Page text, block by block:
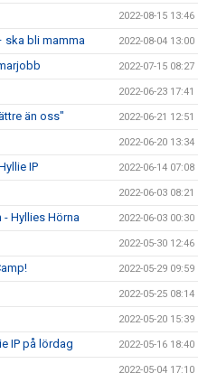
2022-08-15 13:46
ska bli mamma 2022-08-04 13:00
2022-07-15 08:27
2022-06-23 17:41
än oss" 2022-06-21 12:51
2022-06-20 13:34
IP 2022-06-14 07:08
2022-06-03 08:21
Hyllies Hörna 2022-06-03 00:30
2022-05-30 12:46
2022-05-29 09:59
2022-05-25 08:14
2022-05-20 15:39
IP på lördag 2022-05-16 18:40
2022-05-04 17:10